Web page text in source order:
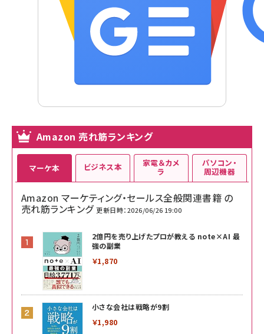
Amazon 売れ筋ランキング
マーケ本
Amazon マーケティング・セールス全般関連書籍 の
売れ筋ランキング 更新日時：2026/06/26 19:00
2億円を売り上げたプロが教える note×AI 最
強の副業
￥1,870
小さな会社は戦略が9割
￥1,980
ビジネス本 家電＆カメ
ラ
パソコン・
周辺機器